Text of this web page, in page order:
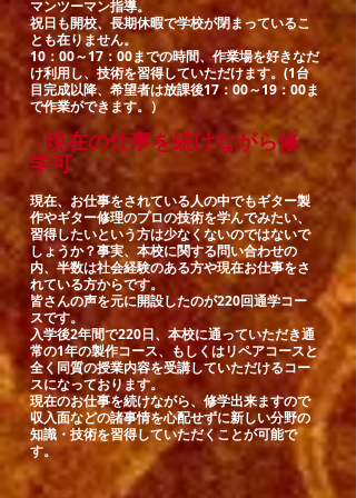
マンツーマン指導。
祝日も開校、長期休暇で学校が閉まっているこ
とも在りません。
10：00～17：00までの時間、作業場を好きなだ
け利用し、技術を習得していただけます。(1台
目完成以降、希望者は放課後17：00～19：00ま
で作業ができます。）
・ 現在の仕事を続けながら修
学可
現在、お仕事をされている人の中でもギター製
作やギター修理のプロの技術を学んでみたい、
習得したいという方は少なくないのではないで
しょうか？事実、本校に関する問い合わせの
内、半数は社会経験のある方や現在お仕事をさ
れている方からです。
皆さんの声を元に開設したのが220回通学コー
スです。
入学後2年間で220日、本校に通っていただき通
常の1年の製作コース、もしくはリペアコースと
全く同質の授業内容を受講していただけるコー
スになっております。
現在のお仕事を続けながら、修学出来ますので
収入面などの諸事情を心配せずに新しい分野の
知識・技術を習得していただくことが可能で
す。